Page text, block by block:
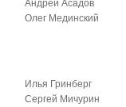
Андрей Асадов
Олег Мединский
Илья Гринберг
Сергей Мичурин